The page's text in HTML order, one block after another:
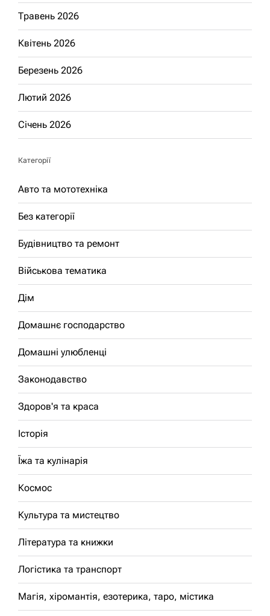
Травень 2026
Квітень 2026
Березень 2026
Лютий 2026
Січень 2026
Категорії
Авто та мототехніка
Без категорії
Будівництво та ремонт
Військова тематика
Дім
Домашнє господарство
Домашні улюбленці
Законодавство
Здоров'я та краса
Історія
Їжа та кулінарія
Космос
Культура та мистецтво
Література та книжки
Логістика та транспорт
Магія, хіромантія, езотерика, таро, містика